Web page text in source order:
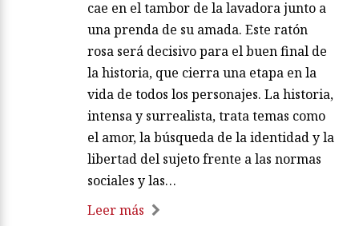
cae en el tambor de la lavadora junto a
una prenda de su amada. Este ratón
rosa será decisivo para el buen final de
la historia, que cierra una etapa en la
vida de todos los personajes. La historia,
intensa y surrealista, trata temas como
el amor, la búsqueda de la identidad y la
libertad del sujeto frente a las normas
sociales y las…
Leer más